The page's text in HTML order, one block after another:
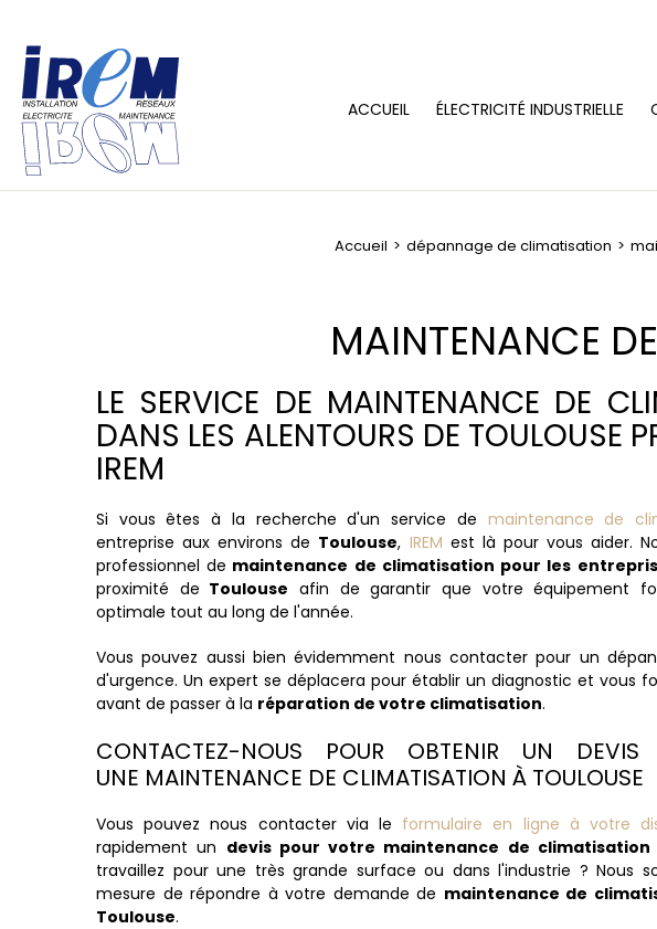
ACCUEIL ÉLECTRICITÉ INDUSTRIELLE
Accueil dépannage de climatisation
MAINTENANCE
LE SERVICE DE MAINTENANCE DE
DANS LES ALENTOURS DE TOULOUSE
IREM
Si vous êtes à la recherche d'un service de maintenance de
entreprise aux environs de Toulouse, IREM est là pour vous aider.
professionnel de maintenance de climatisation pour les
proximité de Toulouse afin de garantir que votre équipement
optimale tout au long de l'année.
Vous pouvez aussi bien évidemment nous contacter pour un
d'urgence. Un expert se déplacera pour établir un diagnostic et vous
avant de passer à la réparation de votre climatisation.
CONTACTEZ-NOUS POUR OBTENIR UN DEVIS
UNE MAINTENANCE DE CLIMATISATION À TOULOUSE
Vous pouvez nous contacter via le formulaire en ligne à votre
rapidement un devis pour votre maintenance de climatisation
travaillez pour une très grande surface ou dans l'industrie ? Nous
mesure de répondre à votre demande de maintenance de
Toulouse.